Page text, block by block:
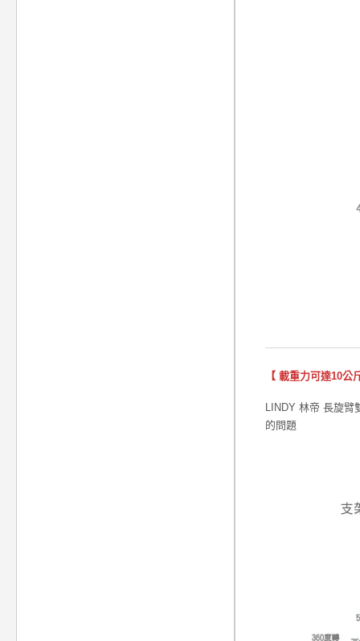
【 載重力可達10公
LINDY 林帝 長旋
的問題